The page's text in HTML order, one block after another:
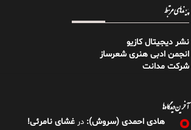
پیوندهای مرتبط
نشر دیجیتال کازیو
انجمن ادبی هنری شعرساز
شرکت مدانت
آخرین دیدگاه‌ها
هادی احمدی (سروش): در غشای نامرئی!